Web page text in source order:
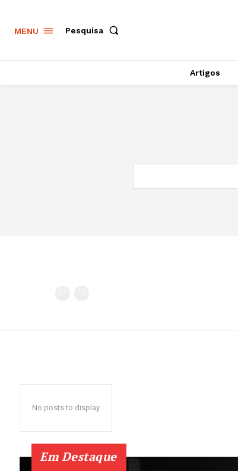
MENU Pesquisa
Artigos
No posts to display
Em Destaque